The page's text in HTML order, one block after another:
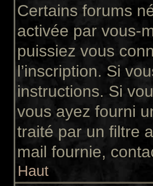
Certains forums
activée par vous-
puissiez vous
l’inscription. Si
instructions. Si
vous ayez fourni
traité par un filtre
mail fournie,
Haut